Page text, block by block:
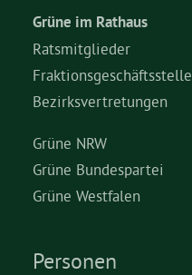
Grüne im Rathaus
Ratsmitglieder
Fraktionsgeschäftsstelle
Bezirksvertretungen
Grüne NRW
Grüne Bundespartei
Grüne Westfalen
Personen